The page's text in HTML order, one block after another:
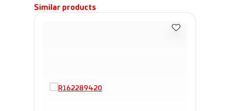
Пропустить галерею продуктов
Similar products